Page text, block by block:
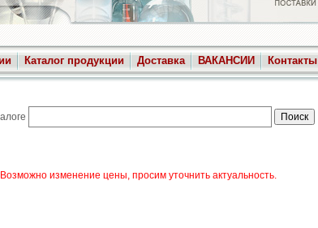
Каталог продукции Доставка ВАКАНСИИ Контакты
изменение цены, просим уточнить актуальность.